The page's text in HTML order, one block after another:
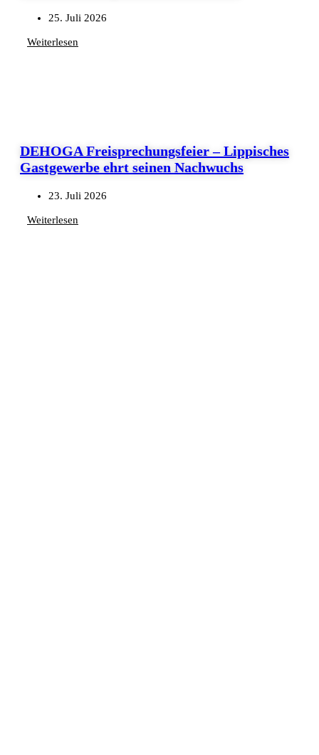
25. Juli 2026
Weiterlesen
DEHOGA Freisprechungsfeier – Lippisches
Gastgewerbe ehrt seinen Nachwuchs
23. Juli 2026
Weiterlesen